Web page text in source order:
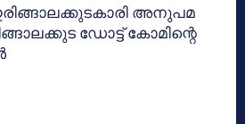
അനുപമ
ഡോട്ട് കോമിന്റെ